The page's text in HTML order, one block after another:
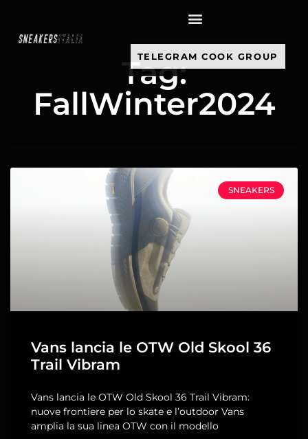
TELEGRAM COOK GROUP
Tag:
FallWinter2024
SNEAKERS
Vans lancia le OTW Old Skool 36
Trail Vibram
Vans lancia le OTW Old Skool 36 Trail Vibram:
nuove frontiere per lo skate e l’outdoor Vans
amplia la sua linea OTW con il modello